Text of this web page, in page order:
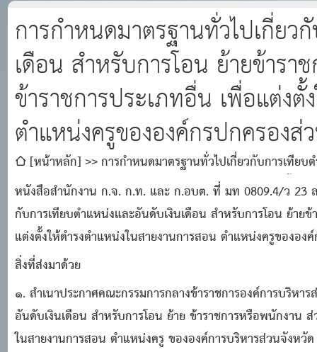
การกําหนดมาตรฐานทั่วไปเกี่ย
เดือน สําหรับการโอน ย้ายข้าร
ข้าราชการประเภทอื่น เพื่อแต่ง
ตําแหน่งครูขององค์กรปกครอง
[หน้าหลัก]
การกําหนดมาตรฐานทั่วไปเกี่ยวกับการเทีย
พนักงานส่วนท้องถิ่น หรือข้าราชการประเภทอื่น เพื่อแต่งตั้งใ
ส่วนท้องถิ่น
หนังสือสํานักงาน ก.จ. ก.ท. และ ก.อบต. ที่ มท 0809.4/ว 23
กับการเทียบตําแหน่งและอันดับเงินเดือน สําหรับการโอน ย้า
แต่งตั้งให้ดํารงตําแหน่งในสายงานการสอน ตําแหน่งครูของอ
สิ่งที่ส่งมาด้วย
๑. สําเนาประกาศคณะกรรมการกลางข้าราชการองค์การบริห
อันดับเงินเดือน สําหรับการโอน ย้าย ข้าราชการหรือพนักงาน
ในสายงานการสอน ตําแหน่งครู ขององค์การบริหารส่วนจัง